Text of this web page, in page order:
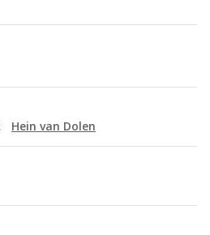
Hein van Dolen